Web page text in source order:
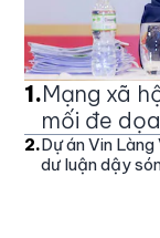
1.Mạng xã
mối đe
2.Dự án Vin Làng
dư luận dậy